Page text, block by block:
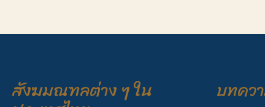
สังฆมณฑลต่าง ๆ ใน บทคว